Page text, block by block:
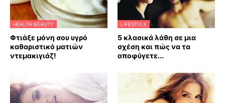
HEALTH BEAUTY
Φτιάξε μόνη σου υγρό
καθαριστικό ματιών
ντεμακιγιάζ!
LIFESTYLE
5 κλασικά λάθη σε μια
σχέση και πώς να τα
αποφύγετε...